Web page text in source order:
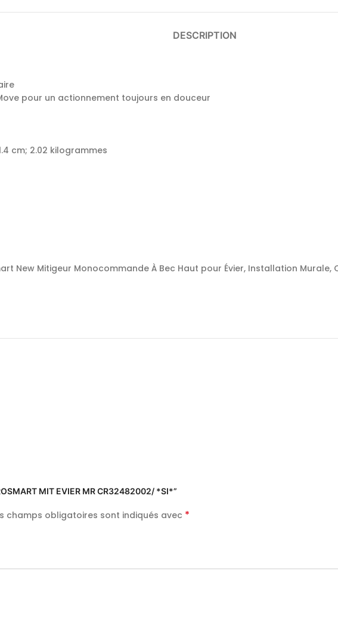
DESCRIPTION
pour un actionnement toujours en douceur
cm; 2.02 kilogrammes
New Mitigeur Monocommande À Bec Haut pour Évier, Installation Murale,
MIT EVIER MR CR32482002/ *SI*”
champs obligatoires sont indiqués avec *